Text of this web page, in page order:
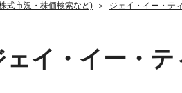
式市況・株価検索など) ジェイ・イー・テ
ェイ・イー・テ